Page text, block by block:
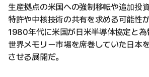
生産拠点の米国への強制移転や追加投資
特許や中核技術の共有を求める可能性
1980年代に米国が日米半導体協定と為
世界メモリー市場を席巻していた日本
させる展開だ。